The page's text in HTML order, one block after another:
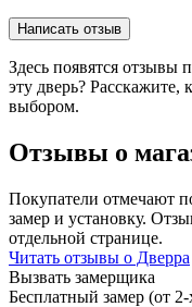
Написать отзыв
Здесь появятся отзывы
эту дверь?
выбором.
Отзывы о
Покупатели отмечают
замер и установку.
отдельной странице.
Читать отзывы о Дверра
Вызвать замерщика
Бесплатный замер (от